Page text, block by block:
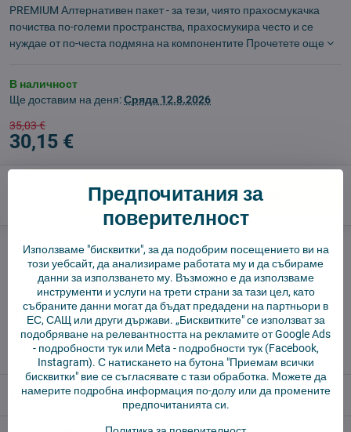
PREMIUM Алтернативен пакет - за тези, чиято прахосмукачка
почиства по-големи пространства, прахосмукира често и се
нуждае от по-честа подмяна на компонентите Прочетете още
В наличност
Ще доставим на деня:Сряда 12.8.2026
35,03 €
30,15 €
Добави в количката
Куче пазач Доставки
производител: Vysajto.sk
✅ Готов за изпращане веднага
✅ БЕЗПЛАТНА доставка над 55 EUR.
✅ 14 дни политика за връщане
Описание
Предпочитания за
поверителност
Използваме "бисквитки", за да подобрим посещението ви на
този уебсайт, да анализираме работата му и да събираме
данни за използването му. Възможно е да използваме
инструменти и услуги на трети страни за тази цел, като
събраните данни могат да бъдат предадени на партньори в
ЕС, САЩ или други държави. „Бисквитките" се използват за
подобряване на релевантността на рекламите от Google Ads
- подробности тукили Meta - подробности тук(Facebook,
Instagram). С натискането на бутона "Приемам всички
бисквитки" вие се съгласявате с тази обработка. Можете да
намерите подробна информация по-долу или да промените
предпочитанията си.